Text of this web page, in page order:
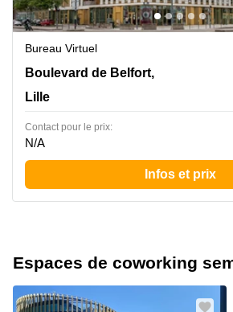
Bureau Virtuel
3 Boulevard de Belfort,1er Etage, Lille
Boulevard de Belfort,
Lille
Contact pour le prix:
N/A
Infos et prix
Espaces de coworking